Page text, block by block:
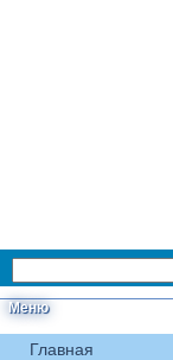
Меню
Главная